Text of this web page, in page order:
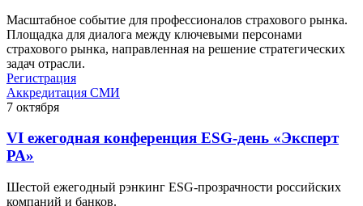
Масштабное событие для профессионалов страхового рынка.
Площадка для диалога между ключевыми персонами
страхового рынка, направленная на решение стратегических
задач отрасли.
Регистрация
Аккредитация СМИ
7 октября
VI ежегодная конференция ESG-день «Эксперт
РА»
Шестой ежегодный рэнкинг ESG-прозрачности российских
компаний и банков.